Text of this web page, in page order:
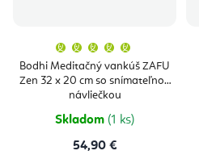
Bodhi Meditačný vankúš ZAFU
Zen 32 x 20 cm so snímateľnou
návliečkou
produktu
je
5,0
Skladom (1 ks)
54,90 €